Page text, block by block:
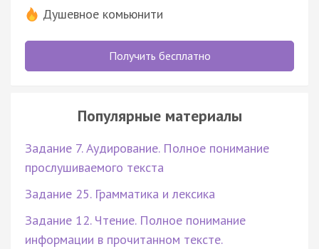
Душевное комьюнити
Получить бесплатно
Популярные материалы
Задание 7. Аудирование. Полное понимание
прослушиваемого текста
Задание 25. Грамматика и лексика
Задание 12. Чтение. Полное понимание
информации в прочитанном тексте.